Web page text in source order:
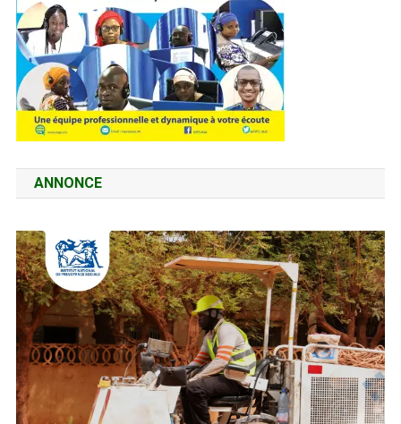
ANNONCE